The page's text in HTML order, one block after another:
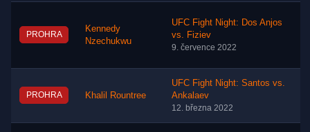
PROHRA
Kennedy
Nzechukwu
UFC Fight Night: Dos Anjos
vs. Fiziev
9. července 2022
PROHRA Khalil Rountree
UFC Fight Night: Santos vs.
Ankalaev
12. března 2022